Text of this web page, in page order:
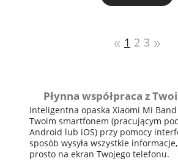
« 1 2 3 »
Płynna współpraca z
Inteligentna opaska Xiaomi Mi
Twoim smartfonem (pracującym
Android lub iOS) przy pomocy
sposób wysyła wszystkie
prosto na ekran Twojego telefonu.